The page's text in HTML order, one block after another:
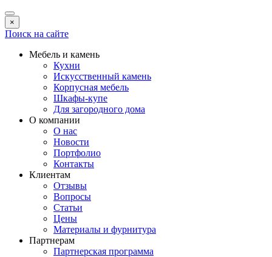
×
Поиск на сайте
Мебель и камень
Кухни
Искусственный камень
Корпусная мебель
Шкафы-купе
Для загородного дома
О компании
О нас
Новости
Портфолио
Контакты
Клиентам
Отзывы
Вопросы
Статьи
Цены
Материалы и фурнитура
Партнерам
Партнерская программа